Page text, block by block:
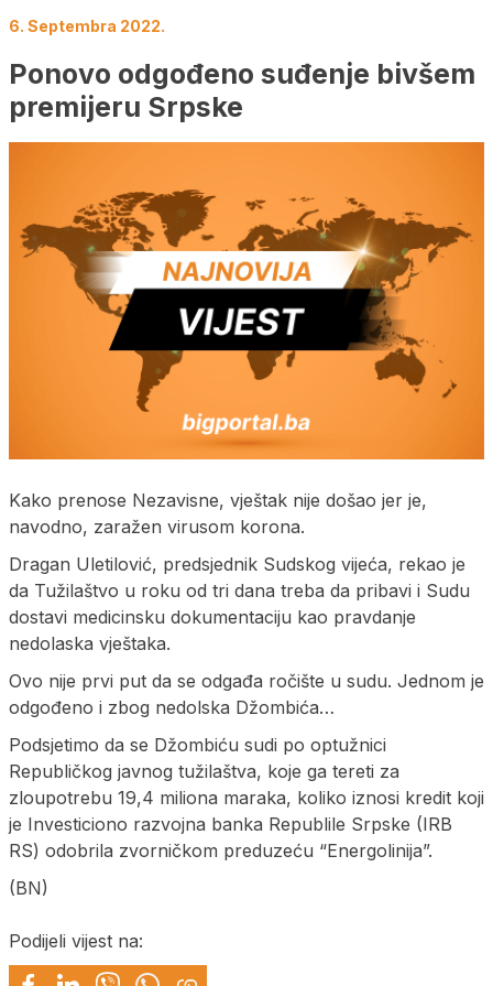
6. Septembra 2022.
Ponovo odgođeno suđenje bivšem
premijeru Srpske
Kako prenose Nezavisne, vještak nije došao jer je,
navodno, zaražen virusom korona.
Dragan Uletilović, predsjednik Sudskog vijeća, rekao je
da Tužilaštvo u roku od tri dana treba da pribavi i Sudu
dostavi medicinsku dokumentaciju kao pravdanje
nedolaska vještaka.
Ovo nije prvi put da se odgađa ročište u sudu. Jednom je
odgođeno i zbog nedolska Džombića…
Podsjetimo da se Džombiću sudi po optužnici
Republičkog javnog tužilaštva, koje ga tereti za
zloupotrebu 19,4 miliona maraka, koliko iznosi kredit koji
je Investiciono razvojna banka Republile Srpske (IRB
RS) odobrila zvorničkom preduzeću “Energolinija”.
(BN)
Podijeli vijest na: